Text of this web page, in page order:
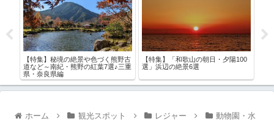
【特集】秘境の絶景や色づく熊野古
道など～南紀・熊野の紅葉7選♪三重
県・奈良県編
【特集】「和歌山の朝日・夕陽100
選」浜辺の絶景6選
ホーム 観光スポット レジャー
動物園・水